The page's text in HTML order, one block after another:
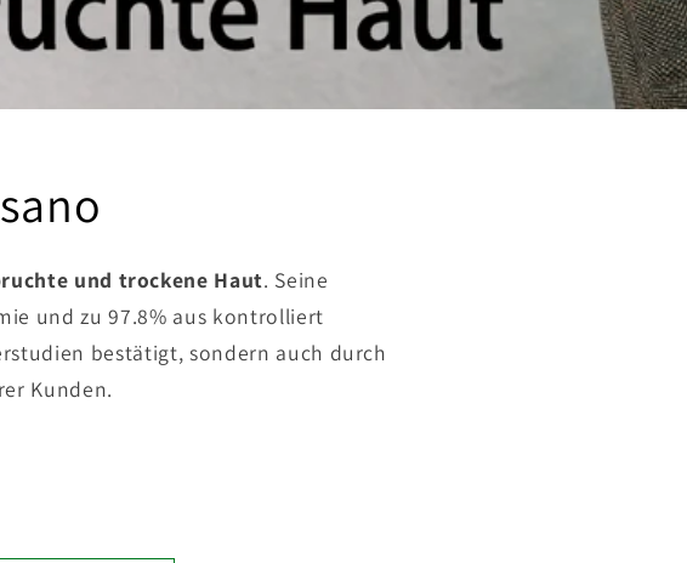
und trockene Haut. Seine
und zu 97.8% aus kontrolliert
bestätigt, sondern auch durch
Kunden.